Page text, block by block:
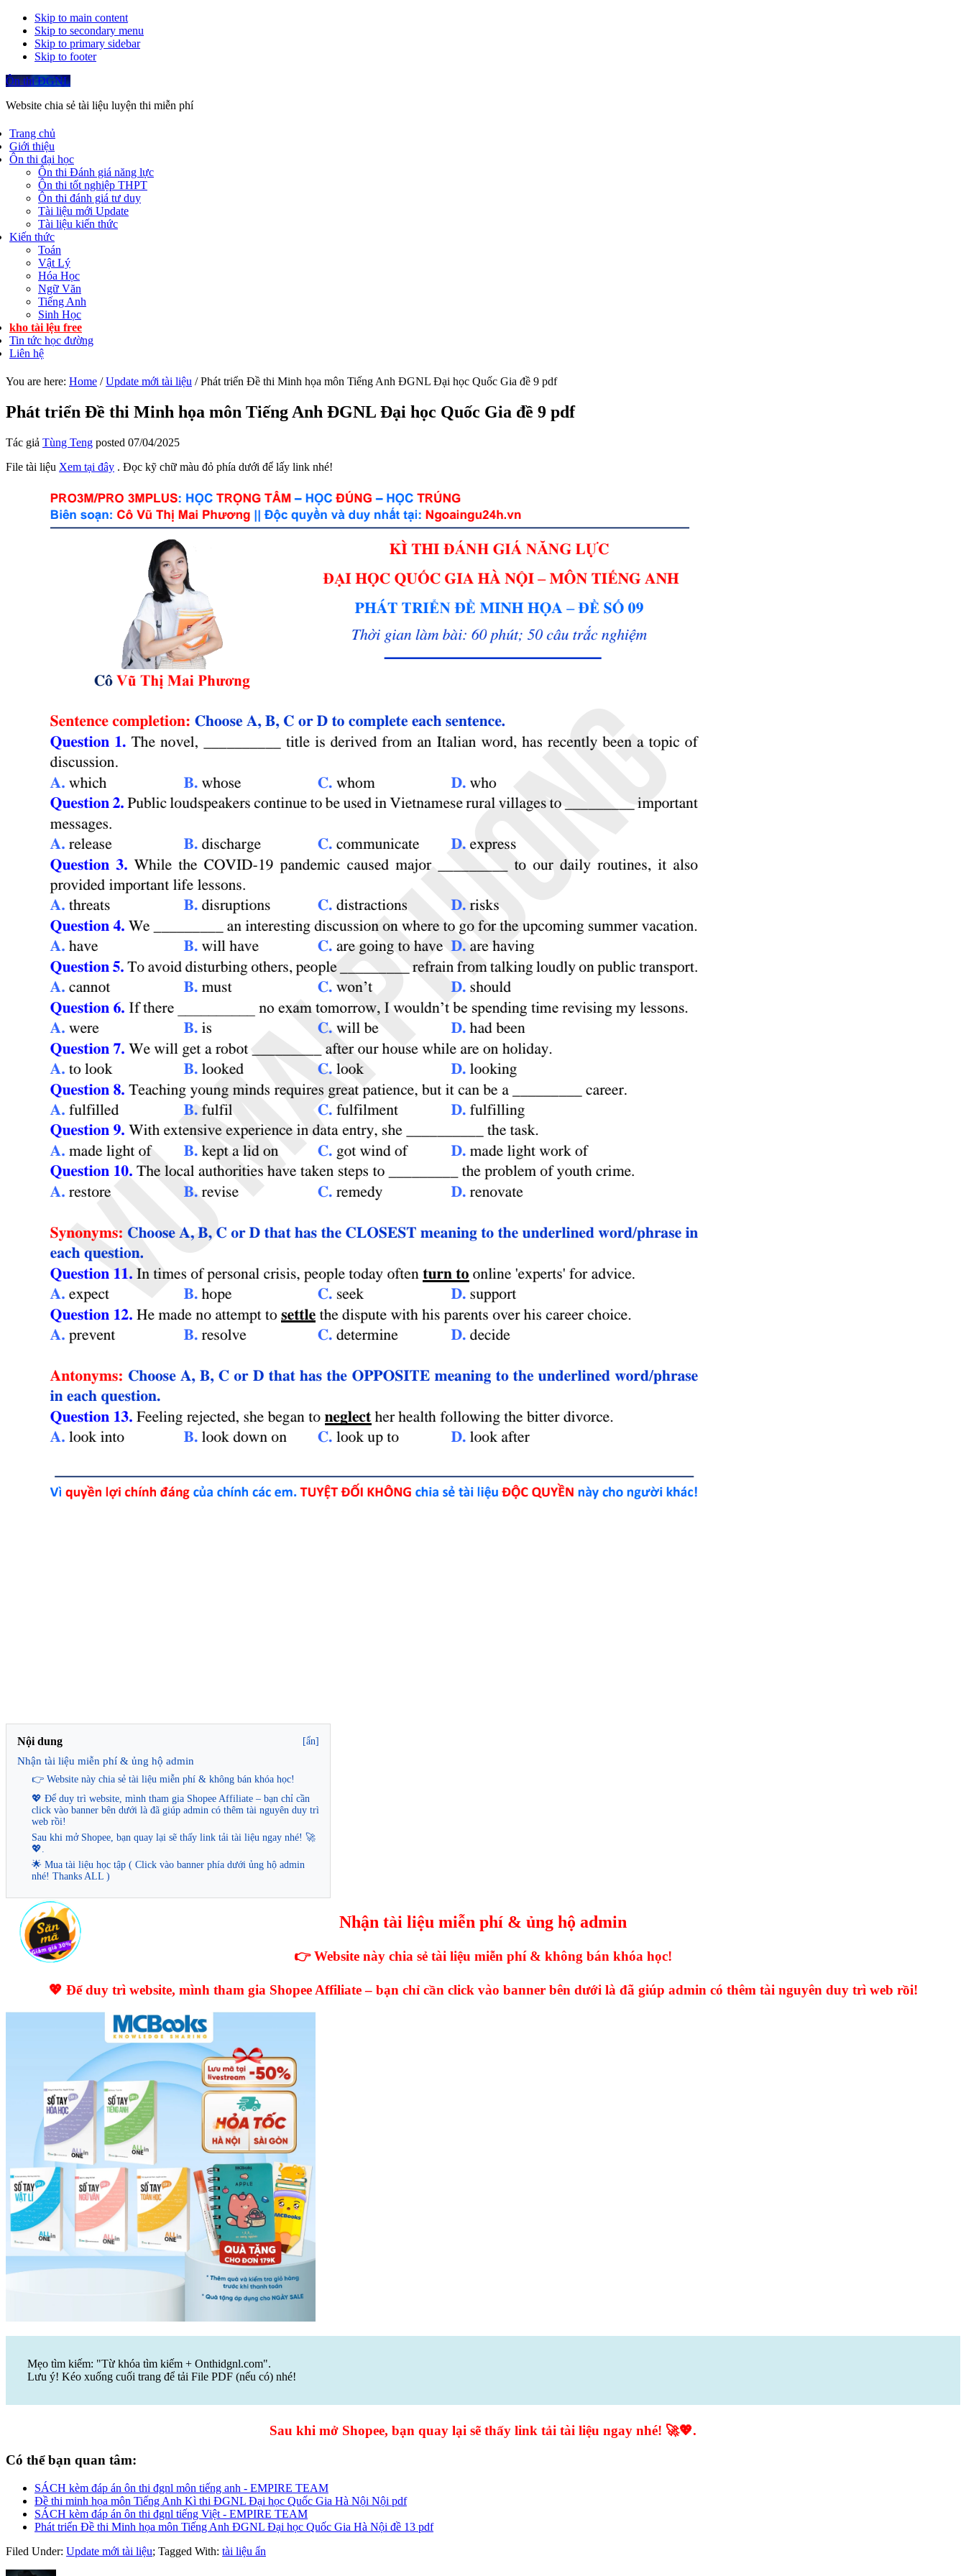
Skip to main content
Skip to secondary menu
Skip to primary sidebar
Skip to footer
Ôn thi ĐGNL
Website chia sẻ tài liệu luyện thi miễn phí
Trang chủ
Giới thiệu
Ôn thi đại học
Ôn thi Đánh giá năng lực
Ôn thi tốt nghiệp THPT
Ôn thi đánh giá tư duy
Tài liệu mới Update
Tài liệu kiến thức
Kiến thức
Toán
Vật Lý
Hóa Học
Ngữ Văn
Tiếng Anh
Sinh Học
kho tài lệu free
Tin tức học đường
Liên hệ
You are here: Home / Update mới tài liệu /Phát triển Đề thi Minh họa môn Tiếng Anh ĐGNL Đại học Quốc Gia đề 9 pdf
Phát triển Đề thi Minh họa môn Tiếng Anh ĐGNL Đại học Quốc Gia đề 9 pdf
Tác giả Tùng Teng posted 07/04/2025
File tài liệu Xem tại đây . Đọc kỹ chữ màu đỏ phía dưới để lấy link nhé!
Nội dung [ẩn]
Nhận tài liệu miễn phí & ủng hộ admin
👉 Website này chia sẻ tài liệu miễn phí & không bán khóa học!
💖 Để duy trì website, mình tham gia Shopee Affiliate – bạn chỉ cần
click vào banner bên dưới là đã giúp admin có thêm tài nguyên duy trì
web rồi!
Sau khi mở Shopee, bạn quay lại sẽ thấy link tải tài liệu ngay nhé! 🚀
💖.
🌟 Mua tài liệu học tập ( Click vào banner phía dưới ủng hộ admin
nhé! Thanks ALL )
Nhận tài liệu miễn phí & ủng hộ admin
👉 Website này chia sẻ tài liệu miễn phí & không bán khóa học!
💖 Để duy trì website, mình tham gia Shopee Affiliate – bạn chỉ cần click vào banner bên dưới là đã giúp admin có thêm tài nguyên duy trì web rồi!
Mẹo tìm kiếm: "Từ khóa tìm kiếm + Onthidgnl.com".
Lưu ý! Kéo xuống cuối trang để tải File PDF (nếu có) nhé!
Sau khi mở Shopee, bạn quay lại sẽ thấy link tải tài liệu ngay nhé! 🚀💖.
Có thể bạn quan tâm:
SÁCH kèm đáp án ôn thi đgnl môn tiếng anh - EMPIRE TEAM
Đề thi minh họa môn Tiếng Anh Kì thi ĐGNL Đại học Quốc Gia Hà Nội Nội pdf
SÁCH kèm đáp án ôn thi đgnl tiếng Việt - EMPIRE TEAM
Phát triển Đề thi Minh họa môn Tiếng Anh ĐGNL Đại học Quốc Gia Hà Nội đề 13 pdf
Filed Under: Update mới tài liệu; Tagged With: tài liệu ẩn